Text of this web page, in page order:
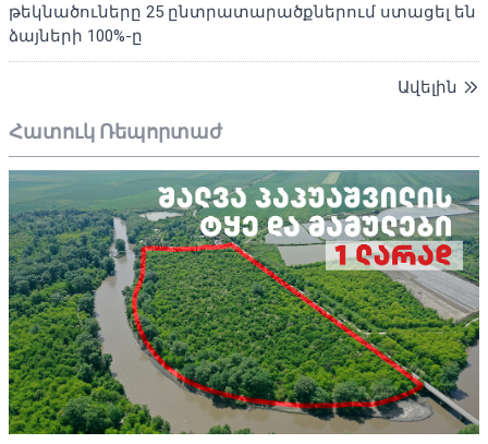
թեկնածուները 25 ընտրատարածքներում ստացել են
ձայների 100%-ը
Ավելին
Հատուկ Ռեպորտաժ